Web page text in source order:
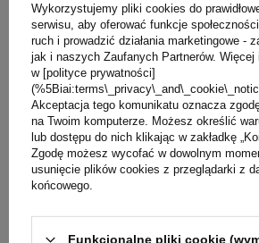
Szklana butelka ze
smoczkiem S, 150 ml,
szara, Everyday Baby
35,60 PLN
Najniższa cena produktu w
okresie 30 dni przed
wprowadzeniem obniżki:
89,00 PLN-60%
Wykorzystujemy pliki cookies do
serwisu, aby oferować funkcje
ruch i prowadzić działania marketingowe -
jak i naszych Zaufanych Partnerów.
w [polityce prywatności]
Akceptacja tego komunikatu oznacza
na Twoim komputerze. Możesz określić
lub dostępu do nich klikając w zakładkę
Zgodę możesz wycofać w dowolnym
usunięcie plików cookies z przeglądarki z
końcowego.
Funkcjonalne pliki cookie